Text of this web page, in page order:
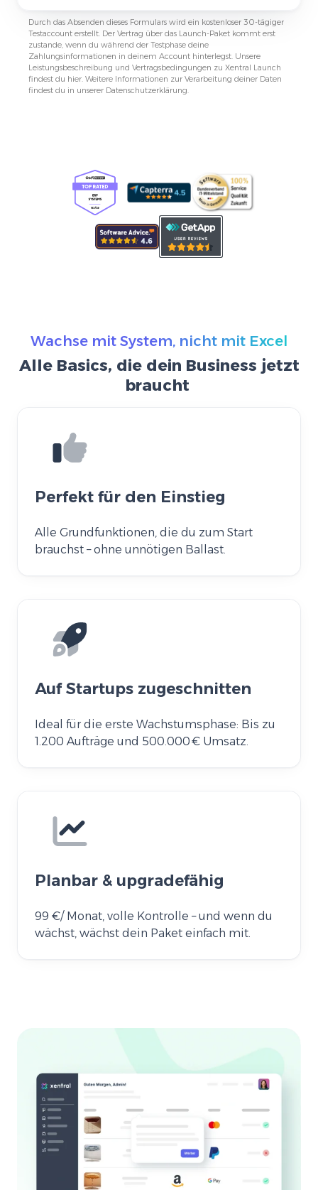
Durch das Absenden dieses Formulars wird ein kostenloser 30-tägiger
Testaccount erstellt. Der Vertrag über das Launch-Paket kommt erst
zustande, wenn du während der Testphase deine
Zahlungsinformationen in deinem Account hinterlegst. Unsere
Leistungsbeschreibung und Vertragsbedingungen zu Xentral Launch
findest du hier. Weitere Informationen zur Verarbeitung deiner Daten
findest du in unserer Datenschutzerklärung.
Wachse mit System, nicht mit Excel
Alle Basics, die dein Business jetzt
braucht
Perfekt für den Einstieg
Alle Grundfunktionen, die du zum Start
brauchst – ohne unnötigen Ballast.
Auf Startups zugeschnitten
Ideal für die erste Wachstumsphase: Bis zu
1.200 Aufträge und 500.000 € Umsatz.
Planbar & upgradefähig
99 €/ Monat, volle Kontrolle – und wenn du
wächst, wächst dein Paket einfach mit.